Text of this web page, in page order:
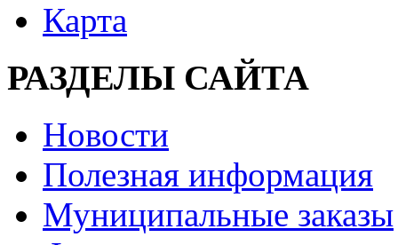
Карта
РАЗДЕЛЫ САЙТА
Новости
Полезная информация
Муниципальные заказы